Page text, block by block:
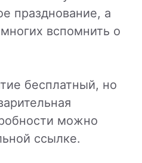
празднование, а
вспомнить о
бесплатный, но
можно
ссылке.